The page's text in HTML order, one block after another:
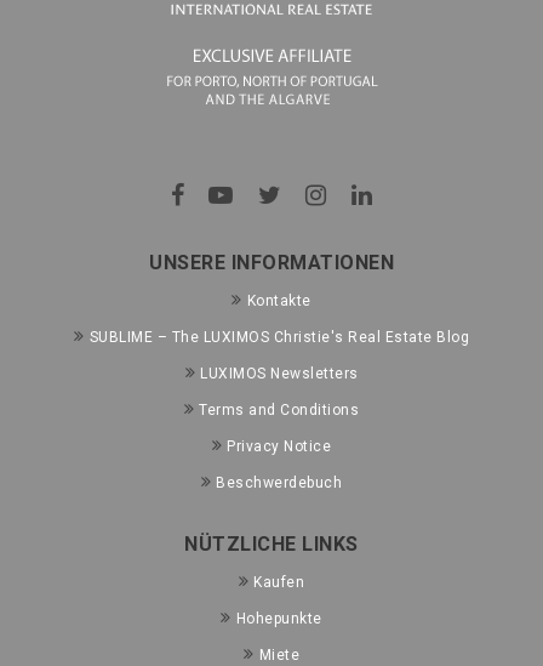
UNSERE INFORMATIONEN
Kontakte
SUBLIME – The LUXIMOS Christie's Real Estate Blog
LUXIMOS Newsletters
Terms and Conditions
Privacy Notice
Beschwerdebuch
NÜTZLICHE LINKS
Kaufen
Hohepunkte
Miete